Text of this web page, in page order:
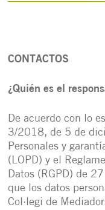
CONTACTOS
¿Quién es el
De acuerdo con lo
3/2018, de 5 de
Personales y
(LOPD) y el
Datos (RGPD) de
que los datos
Col·legi de